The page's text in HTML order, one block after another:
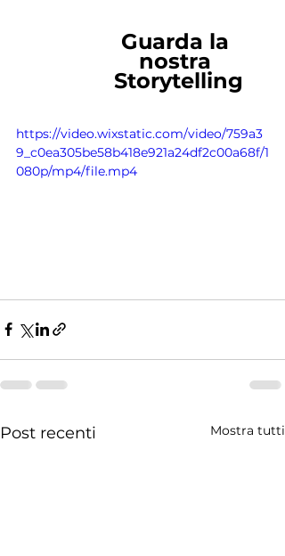
Guarda la
nostra
Storytelling
https://video.wixstatic.com/video/759a3
9_c0ea305be58b418e921a24df2c00a68f/1
080p/mp4/file.mp4
Post recenti Mostra tutti